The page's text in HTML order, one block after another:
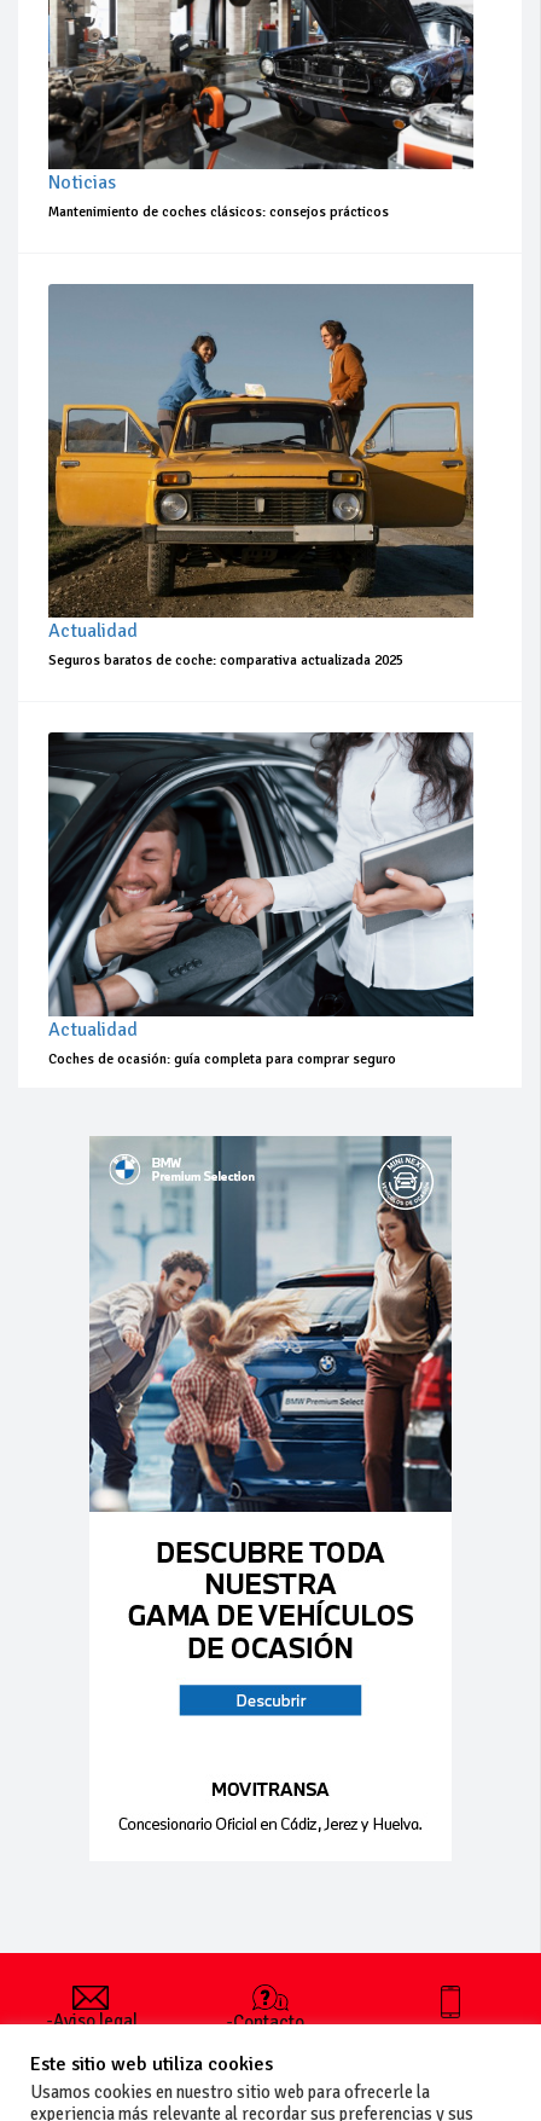
Noticias
Mantenimiento de coches clásicos: consejos prácticos
Actualidad
Seguros baratos de coche: comparativa actualizada 2025
Actualidad
Coches de ocasión: guía completa para comprar seguro
-Aviso legal
generales
de uso
-Contacto
publicar un
anuncio
-Vende+
+34 627 35
Este sitio web utiliza cookies
Usamos cookies en nuestro sitio web para ofrecerle la
experiencia más relevante al recordar sus preferencias y sus